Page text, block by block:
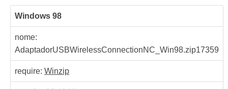
Windows 98
nome:
AdaptadorUSBWirelessConnectionNC_Win98.zip17359
require: Winzip